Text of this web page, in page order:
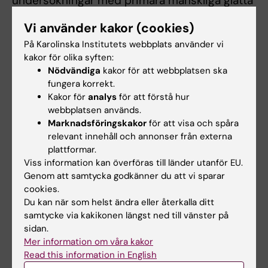
Med denna tvärvetenskapliga metod är
hennes uppdrag att skapa en kraftfull
plattform för extrapolering av grundläggande
forskningsresultat till de olika områdena av
klinisk hjärt-kärlsjukdom. För detta ändamål
samarbetar hon med Big Pharma och är
meduppfinnare av totalt 21 patent, vilket
accelererar utvecklingen från målupptäckt till
patientbehandlingar.
Undervisning
Sedan 2004 har Ljubica Matic kontinuerligt
Vi använder kakor (cookies)
På Karolinska Institutets webbplats använder vi
kakor för olika syften:
Nödvändiga kakor för att webbplatsen ska
fungera korrekt.
Kakor för analys för att förstå hur
webbplatsen används.
Marknadsföringskakor för att visa och spåra
relevant innehåll och annonser från externa
plattformar.
Viss information kan överföras till länder utanför EU.
Genom att samtycka godkänner du att vi sparar
cookies.
Du kan när som helst ändra eller återkalla ditt
samtycke via kakikonen längst ned till vänster på
sidan.
Mer information om våra kakor
Read this information in English